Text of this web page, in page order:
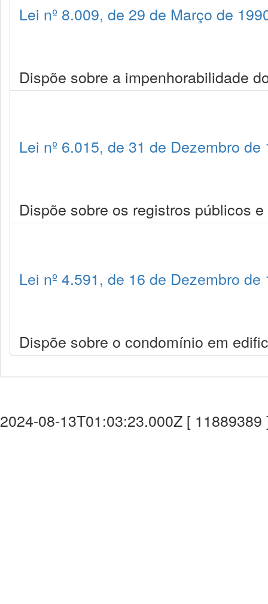
Lei nº 8.009, de 29 de Março de
Dispõe sobre a impenhorabilidade
Lei nº 6.015, de 31 de Dezembro de
Dispõe sobre os registros públicos
Lei nº 4.591, de 16 de Dezembro de
Dispõe sobre o condomínio em
2024-08-13T01:03:23.000Z [ 11889389